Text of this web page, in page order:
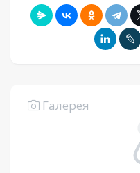
Галерея